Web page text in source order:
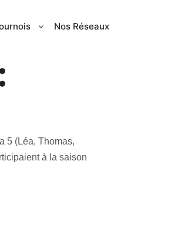
Nos Réseaux
5 (Léa, Thomas,
à la saison